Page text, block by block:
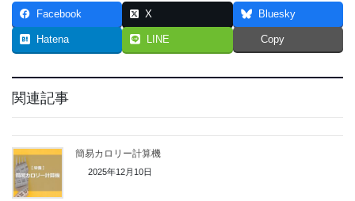
Facebook X Bluesky
Hatena LINE Copy
関連記事
簡易カロリー計算機
2025年12月10日